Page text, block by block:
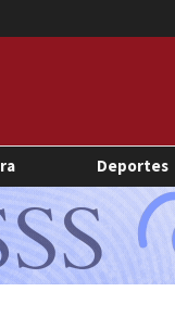
Deportes